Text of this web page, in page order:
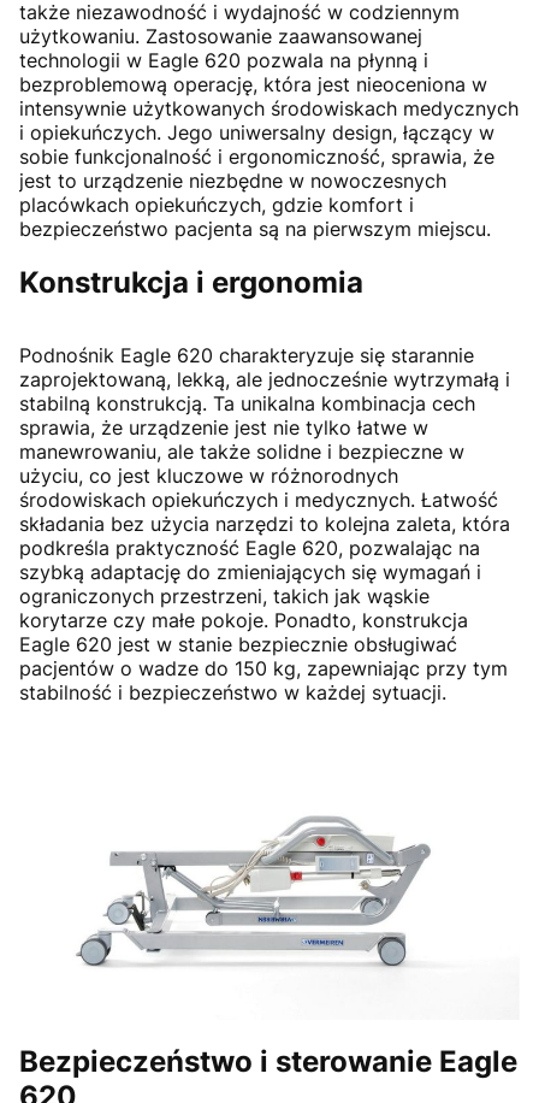
także niezawodność i wydajność w codziennym
użytkowaniu. Zastosowanie zaawansowanej
technologii w Eagle 620 pozwala na płynną i
bezproblemową operację, która jest nieoceniona w
intensywnie użytkowanych środowiskach medycznych
i opiekuńczych. Jego uniwersalny design, łączący w
sobie funkcjonalność i ergonomiczność, sprawia, że
jest to urządzenie niezbędne w nowoczesnych
placówkach opiekuńczych, gdzie komfort i
bezpieczeństwo pacjenta są na pierwszym miejscu.
Konstrukcja i ergonomia
Podnośnik Eagle 620 charakteryzuje się starannie
zaprojektowaną, lekką, ale jednocześnie wytrzymałą i
stabilną konstrukcją. Ta unikalna kombinacja cech
sprawia, że urządzenie jest nie tylko łatwe w
manewrowaniu, ale także solidne i bezpieczne w
użyciu, co jest kluczowe w różnorodnych
środowiskach opiekuńczych i medycznych. Łatwość
składania bez użycia narzędzi to kolejna zaleta, która
podkreśla praktyczność Eagle 620, pozwalając na
szybką adaptację do zmieniających się wymagań i
ograniczonych przestrzeni, takich jak wąskie
korytarze czy małe pokoje. Ponadto, konstrukcja
Eagle 620 jest w stanie bezpiecznie obsługiwać
pacjentów o wadze do 150 kg, zapewniając przy tym
stabilność i bezpieczeństwo w każdej sytuacji.
Bezpieczeństwo i sterowanie Eagle
620